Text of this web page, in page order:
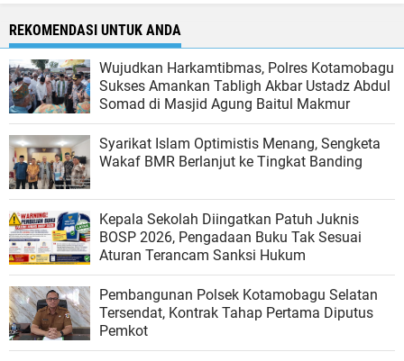
REKOMENDASI UNTUK ANDA
Wujudkan Harkamtibmas, Polres Kotamobagu
Sukses Amankan Tabligh Akbar Ustadz Abdul
Somad di Masjid Agung Baitul Makmur
Syarikat Islam Optimistis Menang, Sengketa
Wakaf BMR Berlanjut ke Tingkat Banding
Kepala Sekolah Diingatkan Patuh Juknis
BOSP 2026, Pengadaan Buku Tak Sesuai
Aturan Terancam Sanksi Hukum
Pembangunan Polsek Kotamobagu Selatan
Tersendat, Kontrak Tahap Pertama Diputus
Pemkot